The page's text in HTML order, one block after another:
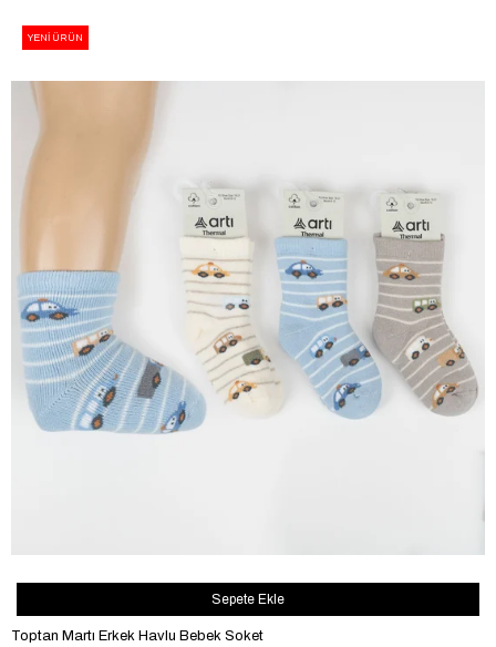
Toptan Martı Erkek Havlu Bebek Soket
Sepete Ekle
YENI ÜRÜN